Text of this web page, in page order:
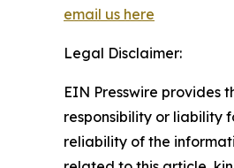
email us here
Legal Disclaimer:
EIN Presswire provides
responsibility or liability
reliability of the